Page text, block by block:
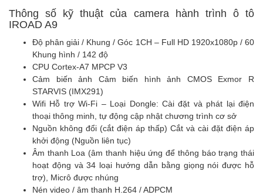
Thông số kỹ thuật của camera hành trình ô tô
IROAD A9
Độ phân giải / Khung / Góc 1CH – Full HD 1920x1080p / 60
Khung hình / 142 độ
CPU Cortex-A7 MPCP V3
Cảm biến ảnh Cảm biến hình ảnh CMOS Exmor R
STARVIS (IMX291)
Wifi Hỗ trợ Wi-Fi – Loại Dongle: Cài đặt và phát lại điện
thoại thông minh, tự động cập nhật chương trình cơ sở
Nguồn không đổi (cắt điện áp thấp) Cắt và cài đặt điện áp
khởi động (Nguồn liên tục)
Âm thanh Loa (âm thanh hiệu ứng để thông báo trạng thái
hoạt động và 34 loại hướng dẫn bằng giọng nói được hỗ
trợ), Micrô được nhúng
Nén video / âm thanh H.264 / ADPCM